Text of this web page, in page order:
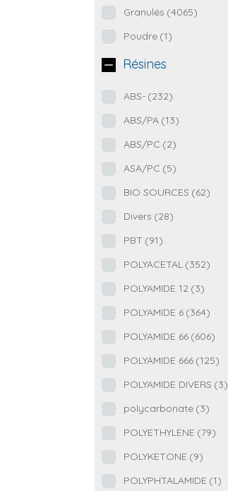
Granulés (4065)
Poudre (1)
Résines
ABS- (232)
ABS/PA (13)
ABS/PC (2)
ASA/PC (5)
BIO SOURCES (62)
Divers (28)
PBT (91)
POLYACETAL (352)
POLYAMIDE 12 (3)
POLYAMIDE 6 (364)
POLYAMIDE 66 (606)
POLYAMIDE 666 (125)
POLYAMIDE DIVERS (3)
polycarbonate (3)
POLYETHYLENE (79)
POLYKETONE (9)
POLYPHTALAMIDE (1)